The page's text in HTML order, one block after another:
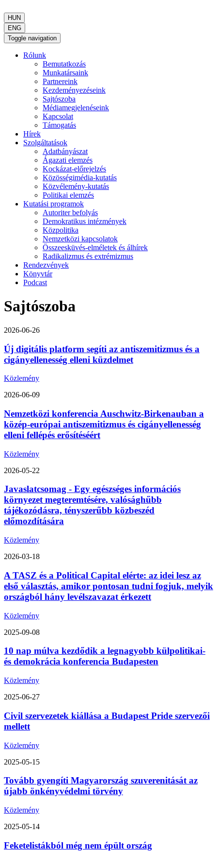
HUN
ENG
Toggle navigation
Rólunk
Bemutatkozás
Munkatársaink
Partnereink
Kezdeményezéseink
Sajtószoba
Médiamegjelenéseink
Kapcsolat
Támogatás
Hírek
Szolgáltatások
Adatbányászat
Ágazati elemzés
Kockázat-előrejelzés
Közösségimédia-kutatás
Közvélemény-kutatás
Politikai elemzés
Kutatási programok
Autoriter befolyás
Demokratikus intézmények
Közpolitika
Nemzetközi kapcsolatok
Összeesküvés-elméletek és álhírek
Radikalizmus és extrémizmus
Rendezvények
Könyvtár
Podcast
Sajtószoba
2026-06-26
Új digitális platform segíti az antiszemitizmus és a
cigányellenesség elleni küzdelmet
Közlemény
2026-06-09
Nemzetközi konferencia Auschwitz-Birkenauban a
közép-európai antiszemitizmus és cigányellenesség
elleni fellépés erősítéséért
Közlemény
2026-05-22
Javaslatcsomag - Egy egészséges információs
környezet megteremtésére, valósághűbb
tájékozódásra, tényszerűbb közbeszéd
előmozdítására
Közlemény
2026-03-18
A TASZ és a Political Capital elérte: az idei lesz az
első választás, amikor pontosan tudni fogjuk, melyik
országból hány levélszavazat érkezett
Közlemény
2025-09-08
10 nap múlva kezdődik a legnagyobb külpolitikai-
és demokrácia konferencia Budapesten
Közlemény
2025-06-27
Civil szervezetek kiállása a Budapest Pride szervezői
mellett
Közlemény
2025-05-15
Tovább gyengíti Magyarország szuverenitását az
újabb önkényvédelmi törvény
Közlemény
2025-05-14
Feketelistákból még nem épült ország